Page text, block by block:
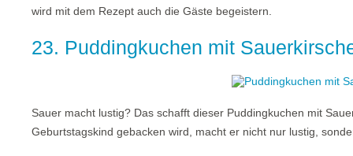
wird mit dem Rezept auch die Gäste begeistern.
23. Puddingkuchen mit
Sauer macht lustig? Das schafft dieser Puddingkuchen mit
Geburtstagskind gebacken wird, macht er nicht nur lustig,